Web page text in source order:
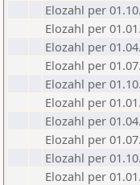
Elozahl per
Elozahl per
Elozahl per
Elozahl per
Elozahl per
Elozahl per
Elozahl per
Elozahl per
Elozahl per
Elozahl per